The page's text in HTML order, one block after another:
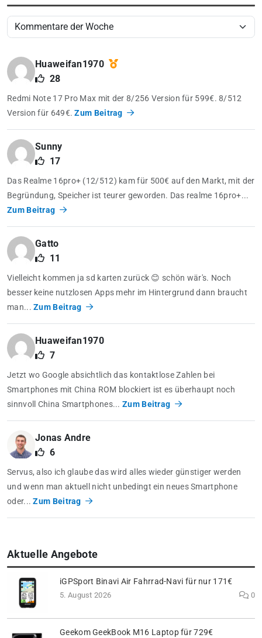
Huaweifan1970
28
Redmi Note 17 Pro Max mit der 8/256 Version für 599€. 8/512
Version für 649€.Zum Beitrag
Sunny
17
Das Realme 16pro+ (12/512) kam für 500€ auf den Markt, mit der
Begründung, Speicher ist teurer geworden. Das realme 16pro+...
Zum Beitrag
Gatto
11
Vielleicht kommen ja sd karten zurück 😊 schön wär's. Noch
besser keine nutzlosen Apps mehr im Hintergrund dann braucht
man...Zum Beitrag
Huaweifan1970
7
Jetzt wo Google absichtlich das kontaktlose Zahlen bei
Smartphones mit China ROM blockiert ist es überhaupt noch
sinnvoll China Smartphones...Zum Beitrag
Jonas Andre
6
Servus, also ich glaube das wird alles wieder günstiger werden
und wenn man aktuell nicht unbedingt ein neues Smartphone
oder...Zum Beitrag
Aktuelle Angebote
iGPSport Binavi Air Fahrrad-Navi für nur 171€
5. August 2026 0
Geekom GeekBook M16 Laptop für 729€